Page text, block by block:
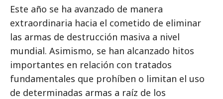
Este año se ha avanzado de manera
extraordinaria hacia el cometido de eliminar
las armas de destrucción masiva a nivel
mundial. Asimismo, se han alcanzado hitos
importantes en relación con tratados
fundamentales que prohíben o limitan el uso
de determinadas armas a raíz de los